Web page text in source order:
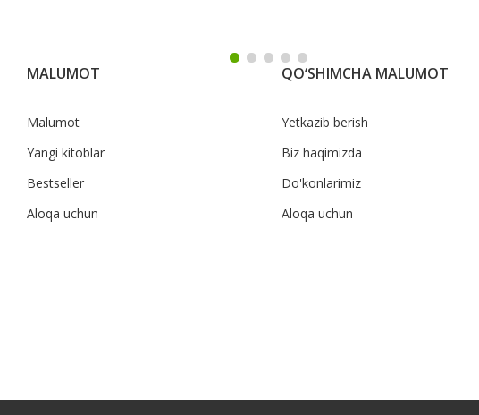
MALUMOT
Malumot
Yangi kitoblar
Bestseller
Aloqa uchun
QO‘SHIMCHA MALUMOT
Yetkazib berish
Biz haqimizda
Do'konlarimiz
Aloqa uchun